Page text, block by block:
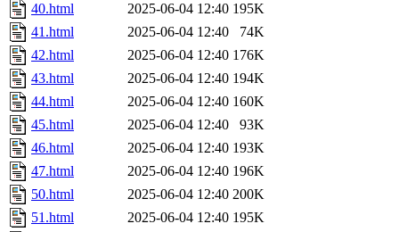
40.html
2025-06-04 12:40 195K
41.html
2025-06-04 12:40
74K
42.html
2025-06-04 12:40 176K
43.html
2025-06-04 12:40 194K
44.html
2025-06-04 12:40 160K
45.html
2025-06-04 12:40
93K
46.html
2025-06-04 12:40 193K
47.html
2025-06-04 12:40 196K
50.html
2025-06-04 12:40 200K
51.html
2025-06-04 12:40 195K